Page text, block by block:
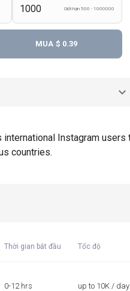
Giới hạn 500 - 1000000
MUA $ 0.39
Instagram
countries.
Thời gian bắt đầu Tốc độ
0-12 hrs up to 10K / day